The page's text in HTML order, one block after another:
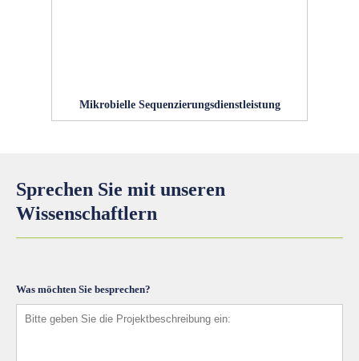
Mikrobielle Sequenzierungsdienstleistung
Sprechen Sie mit unseren
Wissenschaftlern
Was möchten Sie besprechen?